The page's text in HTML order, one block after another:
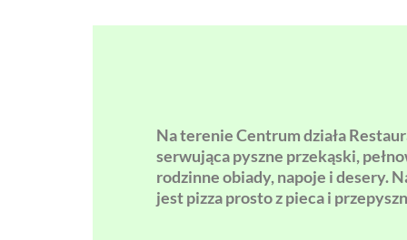
Na terenie Centrum działa
serwująca pyszne przekąski,
rodzinne obiady, napoje i desery.
jest pizza prosto z pieca i